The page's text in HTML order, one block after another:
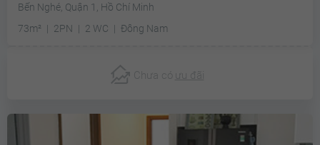
Bến Nghé, Quận 1, Hồ Chí Minh
73m²
2PN 2 WC Đông Nam
Chưa có ưu đãi